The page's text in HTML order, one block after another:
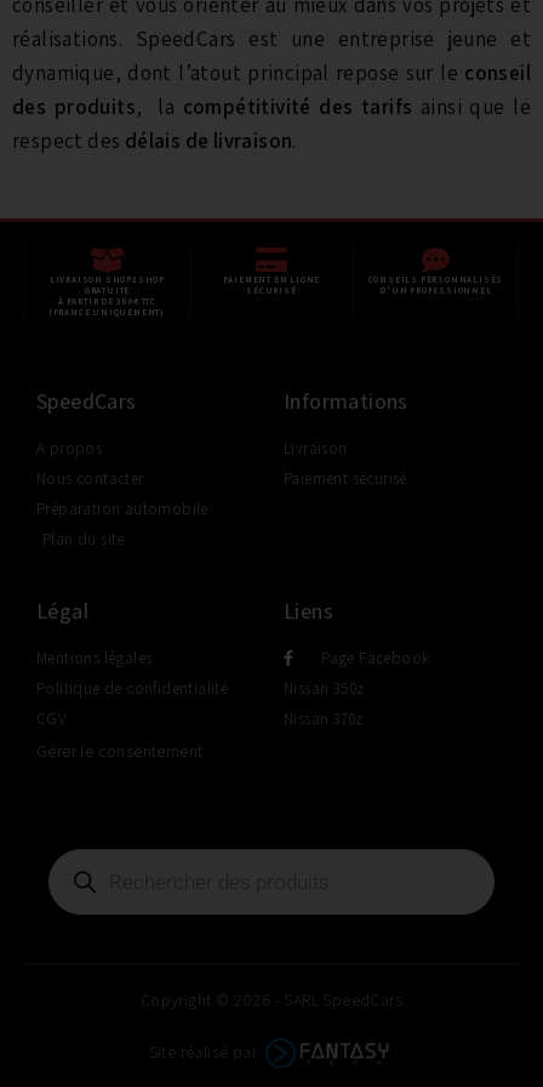
réalisations. SpeedCars est une entreprise jeune et
dynamique, dont l’atout principal repose sur le conseil
des produits, la compétitivité des tarifs ainsi que le
respect des délais de livraison.
LIVRAISON SHOP2SHOP
GRATUITE
À PARTIR DE 350€ TTC
(FRANCE UNIQUEMENT)
PAIEMENT EN LIGNE
SÉCURISÉ
CONSEILS PERSONNALISÉS
D'UN PROFESSIONNEL
SpeedCars
A propos
Nous contacter
Préparation automobile
Plan du site
Informations
Livraison
Paiement sécurisé
Légal
Mentions légales
Politique de confidentialité
CGV
Gérer le consentement
Liens
Page Facebook
Nissan 350z
Nissan 370z
Copyright © 2026 - SARL SpeedCars
Site réalisé par